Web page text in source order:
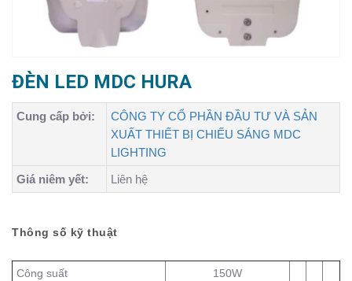
ĐÈN LED MDC HURA
Cung cấp bởi:
CÔNG TY CỔ PHẦN ĐẦU TƯ VÀ SẢN
XUẤT THIẾT BỊ CHIẾU SÁNG MDC
LIGHTING
Giá niêm yết:
Liên hệ
Thông số kỹ thuật
Công suất
150W